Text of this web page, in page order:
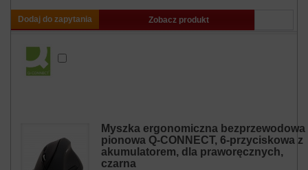
Dodaj do zapytania Zobacz produkt
Myszka ergonomiczna bezprzewodowa
pionowa Q-CONNECT, 6-przyciskowa z
akumulatorem, dla praworęcznych,
czarna